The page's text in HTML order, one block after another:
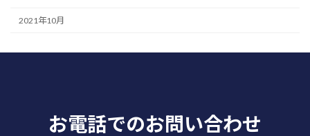
2021年10月
お電話でのお問い合わせ